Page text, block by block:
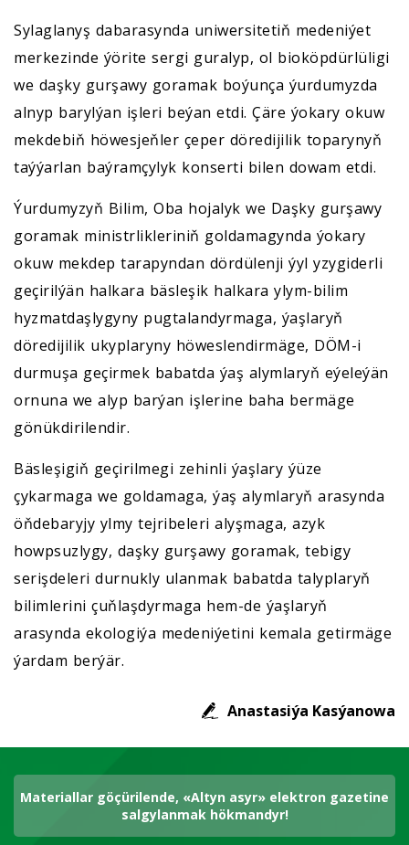
Sylaglanyş dabarasynda uniwersitetiň medeniýet
merkezinde ýörite sergi guralyp, ol bioköpdürlüligi
we daşky gurşawy goramak boýunça ýurdumyzda
alnyp barylýan işleri beýan etdi. Çäre ýokary okuw
mekdebiň höwesjeňler çeper döredijilik toparynyň
taýýarlan baýramçylyk konserti bilen dowam etdi.
Ýurdumyzyň Bilim, Oba hojalyk we Daşky gurşawy
goramak ministrlikleriniň goldamagynda ýokary
okuw mekdep tarapyndan dördülenji ýyl yzygiderli
geçirilýän halkara bäsleşik halkara ylym-bilim
hyzmatdaşlygyny pugtalandyrmaga, ýaşlaryň
döredijilik ukyplaryny höweslendirmäge, DÖM-i
durmuşa geçirmek babatda ýaş alymlaryň eýeleýän
ornuna we alyp barýan işlerine baha bermäge
gönükdirilendir.
Bäsleşigiň geçirilmegi zehinli ýaşlary ýüze
çykarmaga we goldamaga, ýaş alymlaryň arasynda
öňdebaryjy ylmy tejribeleri alyşmaga, azyk
howpsuzlygy, daşky gurşawy goramak, tebigy
serişdeleri durnukly ulanmak babatda talyplaryň
bilimlerini çuňlaşdyrmaga hem-de ýaşlaryň
arasynda ekologiýa medeniýetini kemala getirmäge
ýardam berýär.
Anastasiýa Kasýanowa
Materiallar göçürilende, «Altyn asyr» elektron gazetine
salgylanmak hökmandyr!